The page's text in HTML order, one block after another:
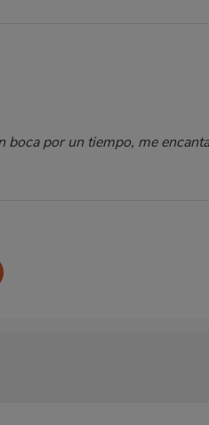
por un tiempo, me